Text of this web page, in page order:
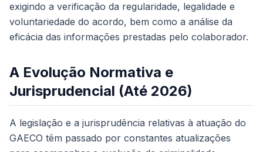
exigindo a verificação da regularidade, legalidade e
voluntariedade do acordo, bem como a análise da
eficácia das informações prestadas pelo colaborador.
A Evolução Normativa e
Jurisprudencial (Até 2026)
A legislação e a jurisprudência relativas à atuação do
GAECO têm passado por constantes atualizações